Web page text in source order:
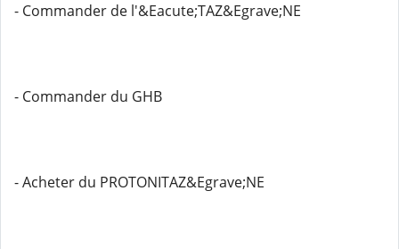
- Commander de l'&Eacute;TAZ&Egrave;NE
- Commander du GHB
- Acheter du PROTONITAZ&Egrave;NE